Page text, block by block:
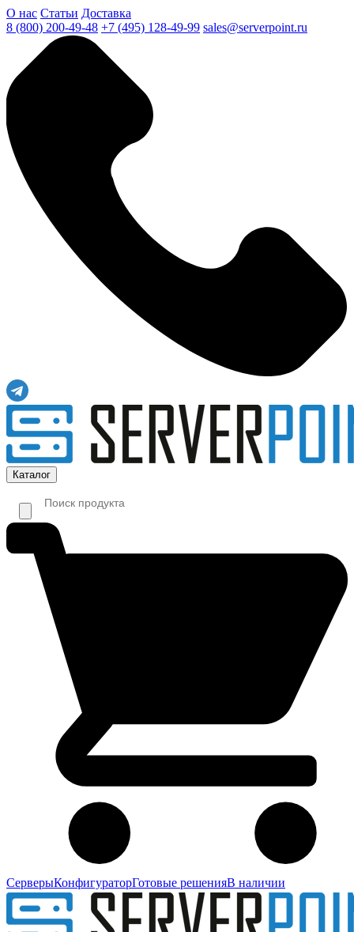
О нас Статьи Доставка
8 (800) 200-49-48 +7 (495) 128-49-99 sales@serverpoint.ru
Каталог
СерверыКонфигураторГотовые решенияВ наличии